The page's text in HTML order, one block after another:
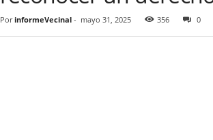
Por informeVecinal- mayo 31, 2025 356 0